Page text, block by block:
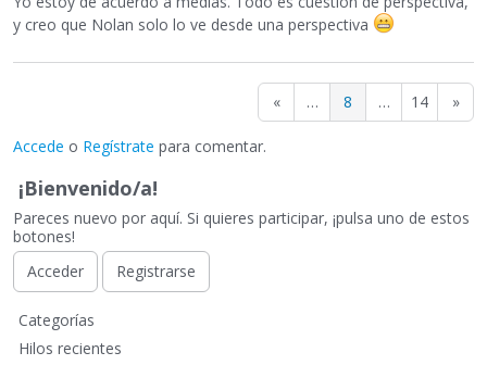
y creo que Nolan solo lo ve desde una perspectiva
« … 8 … 14 »
Accede o Regístrate para comentar.
¡Bienvenido/a!
Pareces nuevo por aquí. Si quieres participar, ¡pulsa uno de estos
botones!
Acceder
Registrarse
E
n
Categorías
Hilos recientes